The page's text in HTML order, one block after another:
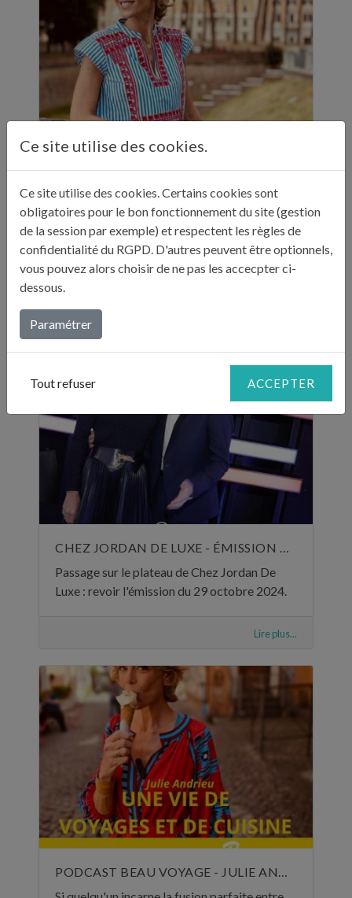
"Sur ses réseaux, Julie Andrieu nous emmène
en Italie pendant cinq semaines à la
découverte de différentes villes. Entre
adresses culturelles, musées, ...
CHEZ JORDAN DE LUXE - ÉMISSION DU 29 OCTOBRE 2024
Passage sur le plateau de Chez Jordan De
Luxe : revoir l'émission du 29 octobre 2024.
Lire plus...
Ce site utilise des cookies.
Ce site utilise des cookies. Certains cookies sont
obligatoires pour le bon fonctionnement du site (gestion
de la session par exemple) et respectent les règles de
confidentialité du RGPD. D'autres peuvent être optionnels,
vous pouvez alors choisir de ne pas les accecpter ci-
dessous.
Paramétrer
Tout refuser ACCEPTER